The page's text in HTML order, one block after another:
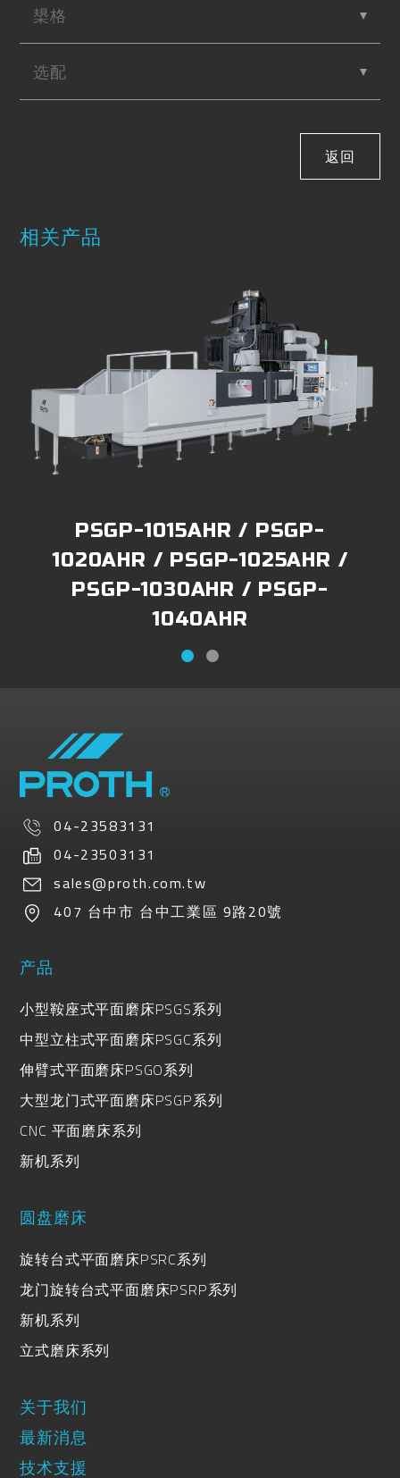
槼格
选配
返回
相关产品
PSGP-1015AHR / PSGP-
1020AHR / PSGP-1025AHR /
PSGP-1030AHR / PSGP-
1040AHR
04-23583131
04-23503131
sales@proth.com.tw
407 台中市 台中工業區 9路20號
产品
小型鞍座式平面磨床PSGS系列
中型立柱式平面磨床PSGC系列
伸臂式平面磨床PSGO系列
大型龙门式平面磨床PSGP系列
CNC 平面磨床系列
新机系列
圆盘磨床
旋转台式平面磨床PSRC系列
龙门旋转台式平面磨床PSRP系列
新机系列
立式磨床系列
关于我们
最新消息
技术支援